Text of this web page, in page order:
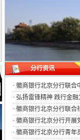
分行资讯
· 徽商银行北京分行联合
· 弘扬雷锋精神 践行金
· 徽商银行北京分行联合
· 徽商银行北京分行开展
· 徽商银行北京分行青年